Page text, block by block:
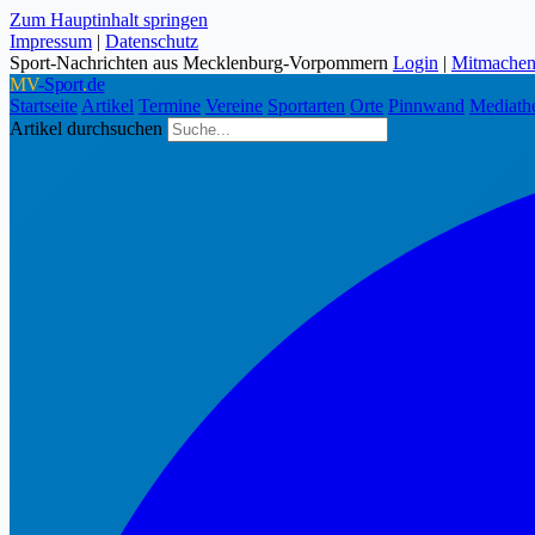
Zum Hauptinhalt springen
Impressum | Datenschutz
Sport-Nachrichten aus Mecklenburg-Vorpommern Login | Mitmachen
MV-Sport.de
Startseite Artikel Termine Vereine Sportarten Orte Pinnwand
Artikel durchsuchen